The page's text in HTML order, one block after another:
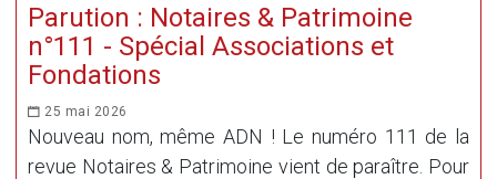
Parution : Notaires & Patrimoine
n°111 - Spécial Associations et
Fondations
25 mai 2026
Nouveau nom, même ADN ! Le numéro 111 de la
revue Notaires & Patrimoine vient de paraître. Pour